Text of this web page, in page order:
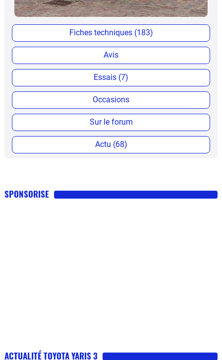
Fiches techniques (183)
Avis
Essais (7)
Occasions
Sur le forum
Actu (68)
SPONSORISE
ACTUALITÉ TOYOTA YARIS 3